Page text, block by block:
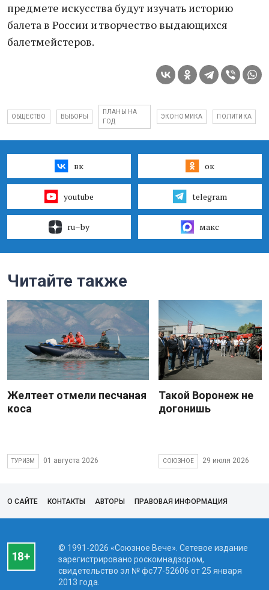
предмете искусства будут изучать историю
балета в России и творчество выдающихся
балетмейстеров.
ОБЩЕСТВО ВЫБОРЫ
ПЛАНЫ НА
ГОД
ЭКОНОМИКА ПОЛИТИКА
вк ок
youtube telegram
ru–by макс
Читайте также
Желтеет отмели песчаная
коса
ТУРИЗМ 01 августа 2026
Такой Воронеж не
догонишь
СОЮЗНОЕ 29 июля 2026
О САЙТЕ КОНТАКТЫ АВТОРЫ ПРАВОВАЯ ИНФОРМАЦИЯ
© 1991-2026 «Союзное Вече». Сетевое издание
зарегистрировано роскомнадзором,
свидетельство эл № фc77-52606 от 25 января
2013 года.